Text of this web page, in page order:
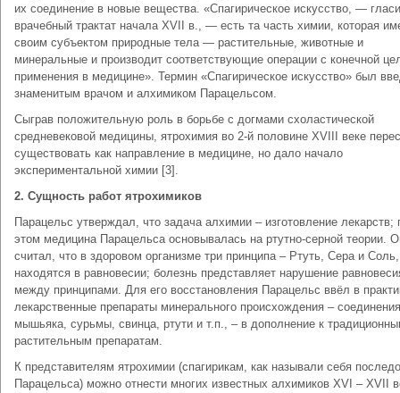
их соединение в новые вещества. «Спагирическое искусство, —
врачебный трактат начала XVII в., — есть та часть химии, которая
своим субъектом природные тела — растительные, животные и
минеральные и производит соответствующие операции с конечной
применения в медицине». Термин «Спагирическое искусство» был
знаменитым врачом и алхимиком Парацельсом.
Сыграв положительную роль в борьбе с догмами схоластической
средневековой медицины, ятрохимия во 2-й половине XVIII веке
существовать как направление в медицине, но дало начало
экспериментальной химии [3].
2. Сущность работ ятрохимиков
Парацельс утверждал, что задача алхимии – изготовление лекарств;
этом медицина Парацельса основывалась на ртутно-серной теории.
считал, что в здоровом организме три принципа – Ртуть, Сера и
находятся в равновесии; болезнь представляет нарушение
между принципами. Для его восстановления Парацельс ввёл в
лекарственные препараты минерального происхождения – соединения
мышьяка, сурьмы, свинца, ртути и т.п., – в дополнение к
растительным препаратам.
К представителям ятрохимии (спагирикам, как называли себя
Парацельса) можно отнести многих известных алхимиков XVI – XVII